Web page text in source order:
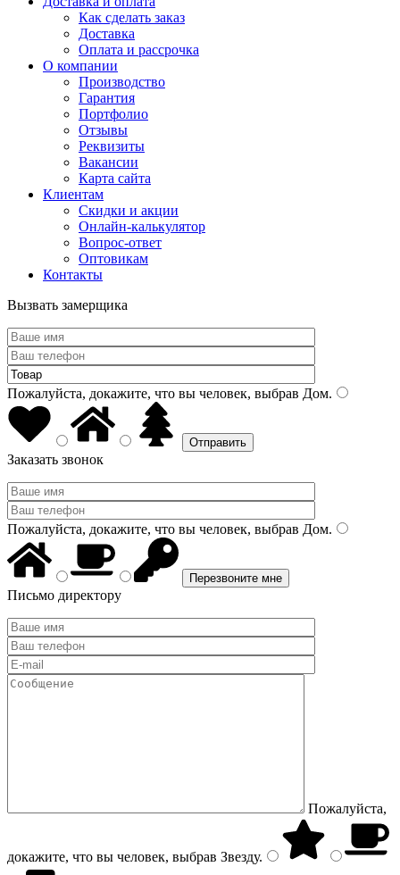
Как сделать заказ
Доставка
Оплата и рассрочка
О компании
Производство
Гарантия
Портфолио
Отзывы
Реквизиты
Вакансии
Карта сайта
Клиентам
Скидки и акции
Онлайн-калькулятор
Вопрос-ответ
Оптовикам
Контакты
Вызвать замерщика
Пожалуйста, докажите, что вы человек, выбрав Дом.
Заказать звонок
Пожалуйста, докажите, что вы человек, выбрав Дом.
Письмо директору
Пожалуйста,
докажите, что вы человек, выбрав Звезду.